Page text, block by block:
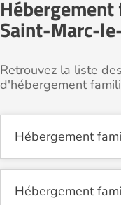
Saint-Marc-
Retrouvez la liste
d'hébergement
Hébergement
Hébergement